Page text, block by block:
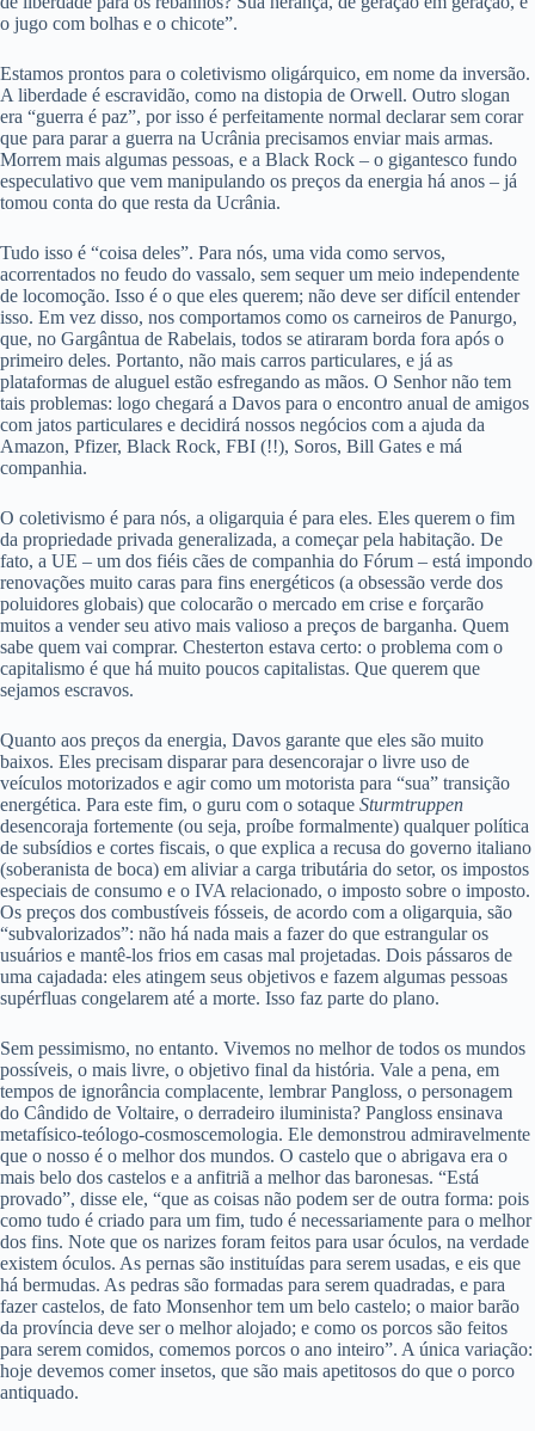
o jugo com bolhas e o chicote”.
Estamos prontos para o coletivismo oligárquico, em nome da inversão.
A liberdade é escravidão, como na distopia de Orwell. Outro slogan
era “guerra é paz”, por isso é perfeitamente normal declarar sem corar
que para parar a guerra na Ucrânia precisamos enviar mais armas.
Morrem mais algumas pessoas, e a Black Rock – o gigantesco fundo
especulativo que vem manipulando os preços da energia há anos – já
tomou conta do que resta da Ucrânia.
Tudo isso é “coisa deles”. Para nós, uma vida como servos,
acorrentados no feudo do vassalo, sem sequer um meio independente
de locomoção. Isso é o que eles querem; não deve ser difícil entender
isso. Em vez disso, nos comportamos como os carneiros de Panurgo,
que, no Gargântua de Rabelais, todos se atiraram borda fora após o
primeiro deles. Portanto, não mais carros particulares, e já as
plataformas de aluguel estão esfregando as mãos. O Senhor não tem
tais problemas: logo chegará a Davos para o encontro anual de amigos
com jatos particulares e decidirá nossos negócios com a ajuda da
Amazon, Pfizer, Black Rock, FBI (!!), Soros, Bill Gates e má
companhia.
O coletivismo é para nós, a oligarquia é para eles. Eles querem o fim
da propriedade privada generalizada, a começar pela habitação. De
fato, a UE – um dos fiéis cães de companhia do Fórum – está impondo
renovações muito caras para fins energéticos (a obsessão verde dos
poluidores globais) que colocarão o mercado em crise e forçarão
muitos a vender seu ativo mais valioso a preços de barganha. Quem
sabe quem vai comprar. Chesterton estava certo: o problema com o
capitalismo é que há muito poucos capitalistas. Que querem que
sejamos escravos.
Quanto aos preços da energia, Davos garante que eles são muito
baixos. Eles precisam disparar para desencorajar o livre uso de
veículos motorizados e agir como um motorista para “sua” transição
energética. Para este fim, o guru com o sotaque Sturmtruppen
desencoraja fortemente (ou seja, proíbe formalmente) qualquer política
de subsídios e cortes fiscais, o que explica a recusa do governo italiano
(soberanista de boca) em aliviar a carga tributária do setor, os impostos
especiais de consumo e o IVA relacionado, o imposto sobre o imposto.
Os preços dos combustíveis fósseis, de acordo com a oligarquia, são
“subvalorizados”: não há nada mais a fazer do que estrangular os
usuários e mantê-los frios em casas mal projetadas. Dois pássaros de
uma cajadada: eles atingem seus objetivos e fazem algumas pessoas
supérfluas congelarem até a morte. Isso faz parte do plano.
Sem pessimismo, no entanto. Vivemos no melhor de todos os mundos
possíveis, o mais livre, o objetivo final da história. Vale a pena, em
tempos de ignorância complacente, lembrar Pangloss, o personagem
do Cândido de Voltaire, o derradeiro iluminista? Pangloss ensinava
metafísico-teólogo-cosmoscemologia. Ele demonstrou admiravelmente
que o nosso é o melhor dos mundos. O castelo que o abrigava era o
mais belo dos castelos e a anfitriã a melhor das baronesas. “Está
provado”, disse ele, “que as coisas não podem ser de outra forma: pois
como tudo é criado para um fim, tudo é necessariamente para o melhor
dos fins. Note que os narizes foram feitos para usar óculos, na verdade
existem óculos. As pernas são instituídas para serem usadas, e eis que
há bermudas. As pedras são formadas para serem quadradas, e para
fazer castelos, de fato Monsenhor tem um belo castelo; o maior barão
da província deve ser o melhor alojado; e como os porcos são feitos
para serem comidos, comemos porcos o ano inteiro”. A única variação:
hoje devemos comer insetos, que são mais apetitosos do que o porco
antiquado.